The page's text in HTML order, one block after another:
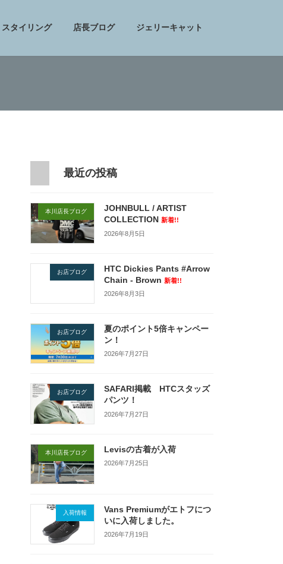
スタイリング 店長ブログ ジェリーキャット
最近の投稿
本川店長ブログ
JOHNBULL / ARTIST
COLLECTION 新着!!
2026年8月5日
お店ブログ
HTC Dickies Pants #Arrow
Chain - Brown 新着!!
2026年8月3日
お店ブログ
夏のポイント5倍キャンペー
ン！
2026年7月27日
お店ブログ
SAFARI掲載 HTCスタッズ
パンツ！
2026年7月27日
本川店長ブログ Levisの古着が入荷
2026年7月25日
入荷情報
Vans Premiumがエトフにつ
いに入荷しました。
2026年7月19日